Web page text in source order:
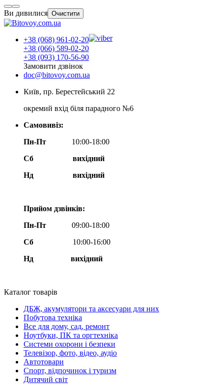
Ви дивилися Очистити
+38 (068) 961-02-20
+38 (066) 589-02-20
+38 (093) 170-56-90
Замовити дзвінок
doc@bitovoy.com.ua
Київ, пр. Берестейський 22
окремий вхід біля парадного №6
Самовивіз:
Пн-Пт
10:00-18:00
Сб
вихідний
Нд
вихідний
Прийом дзвінків:
Пн-Пт
09:00-18:00
Сб
10:00-16:00
Нд вихідний
Каталог товарів
ДБЖ, акумулятори та аксесуари для них
Побутова техніка
Все для дому, сад, ремонт
Ноутбуки, ПК та оргтехніка
Системи охорони і безпеки
Телевізор, фото, відео, аудіо
Автотовари
Спорт, відпочинок і туризм
Дитячий світ